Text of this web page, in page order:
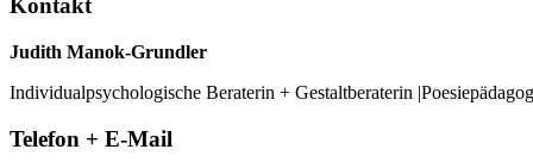
Kontakt
Judith Manok-Grundler
Individualpsychologische Beraterin + Gestaltberaterin
Telefon + E-Mail